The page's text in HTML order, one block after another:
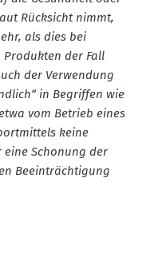
Rücksicht nimmt,
als dies bei
der Fall
der Verwendung
in Begriffen wie
vom Betrieb eines
keine
eine Schonung der
Beein­träch­tigung